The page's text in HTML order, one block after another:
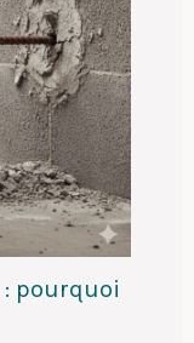
pourquoi